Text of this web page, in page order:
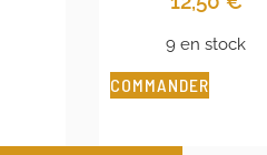
9 en stock
COMMANDER